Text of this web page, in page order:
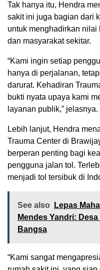
Tak hanya itu, Hendra
sakit ini juga bagian dari
untuk menghadirkan nilai
dan masyarakat sekitar.
“Kami ingin setiap
hanya di perjalanan,
darurat. Kehadiran
bukti nyata upaya kami
layanan publik,” jelasnya.
Lebih lanjut, Hendra
Trauma Center di
berperan penting bagi
pengguna jalan tol.
menjadi tol tersibuk di
See also
Lepas
Mendes Yandri:
Bangsa
“Kami sangat